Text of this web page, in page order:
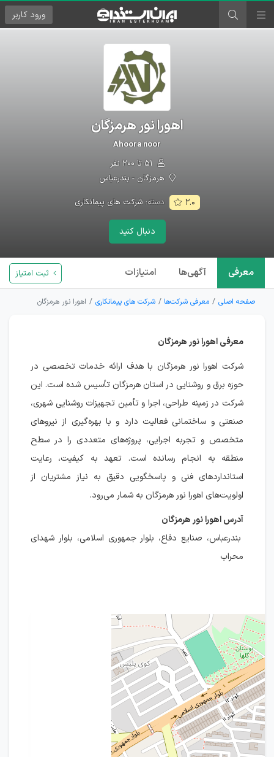
ورود کاربر
اهورا نور هرمزگان
Ahoora noor
هرمزگان - بندرعباس
۲.۰ دسته:شرکت های پیمانکاری
دنبال کنید
معرفی آگهی‌ها امتیازات ثبت امتیاز
صفحه اصلی معرفی شرکت‌ها شرکت های پیمانکاری اهورا نور هرمزگان
معرفی اهورا نور هرمزگان
شرکت اهورا نور هرمزگان با هدف ارائه خدمات تخصصی در
حوزه برق و روشنایی در استان هرمزگان تأسیس شده است. این
شرکت در زمینه طراحی، اجرا و تأمین تجهیزات روشنایی شهری،
صنعتی و ساختمانی فعالیت دارد و با بهره‌گیری از نیروهای
متخصص و تجربه اجرایی، پروژه‌های متعددی را در سطح
منطقه به انجام رسانده است. تعهد به کیفیت، رعایت
استانداردهای فنی و پاسخگویی دقیق به نیاز مشتریان از
اولویت‌های اهورا نور هرمزگان به شمار می‌رود.
آدرس اهورا نور هرمزگان
بندرعباس، صنایع دفاع، بلوار جمهوری اسلامی، بلوار شهدای
محراب